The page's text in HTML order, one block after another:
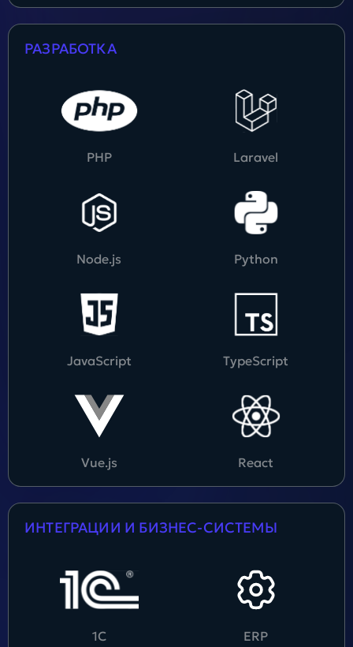
РАЗРАБОТКА
PHP Laravel
Node.js Python
JavaScript TypeScript
Vue.js React
ИНТЕГРАЦИИ И БИЗНЕС-СИСТЕМЫ
1С ERP